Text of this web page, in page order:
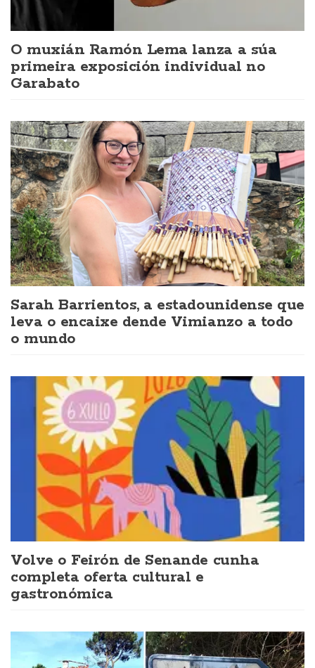
O muxián Ramón Lema lanza a súa
primeira exposición individual no
Garabato
Sarah Barrientos, a estadounidense que
leva o encaixe dende Vimianzo a todo
o mundo
Volve o Feirón de Senande cunha
completa oferta cultural e
gastronómica